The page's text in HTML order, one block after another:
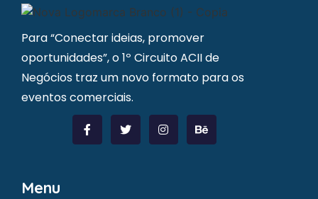
Para “Conectar ideias, promover
oportunidades”, o 1º Circuito ACII de
Negócios traz um novo formato para os
eventos comerciais.
Menu